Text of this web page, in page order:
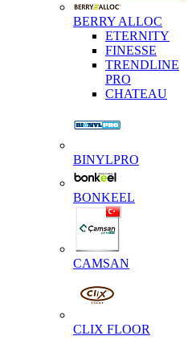
BERRY ALLOC
ETERNITY
FINESSE
TRENDLINE
PRO
CHATEAU
BINYLPRO
BONKEEL
CAMSAN
CLIX FLOOR